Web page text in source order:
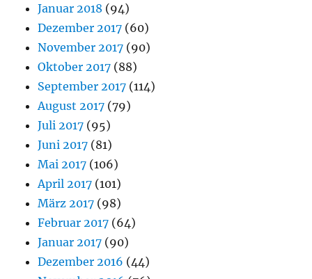
Januar 2018 (94)
Dezember 2017 (60)
November 2017 (90)
Oktober 2017 (88)
September 2017 (114)
August 2017 (79)
Juli 2017 (95)
Juni 2017 (81)
Mai 2017 (106)
April 2017 (101)
März 2017 (98)
Februar 2017 (64)
Januar 2017 (90)
Dezember 2016 (44)